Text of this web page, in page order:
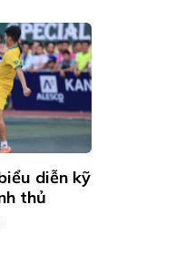
diễn kỹ
thủ